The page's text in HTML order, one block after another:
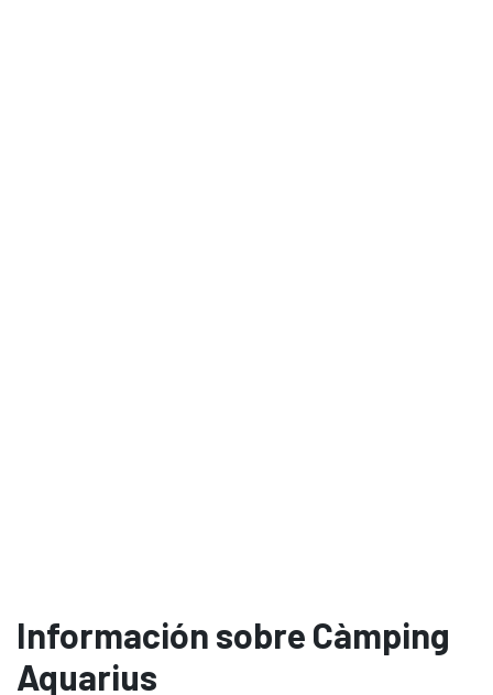
Información sobre Càmping
Aquarius